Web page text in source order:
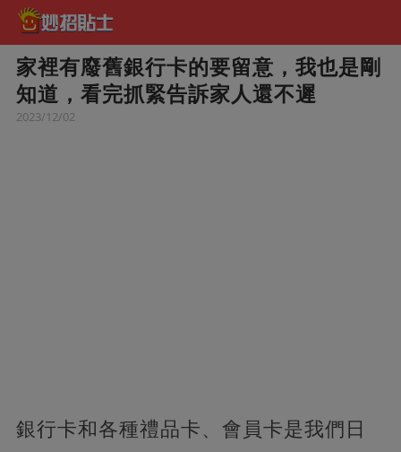
家裡有廢舊銀行卡的要留意，我也是剛
知道，看完抓緊告訴家人還不遲
2023/12/02
銀行卡和各種禮品卡、會員卡是我們日